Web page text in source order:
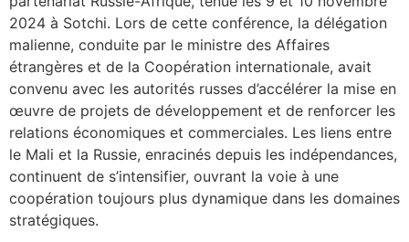
2024 à Sotchi. Lors de cette conférence, la délégation
malienne, conduite par le ministre des Affaires
étrangères et de la Coopération internationale, avait
convenu avec les autorités russes d’accélérer la mise en
œuvre de projets de développement et de renforcer les
relations économiques et commerciales. Les liens entre
le Mali et la Russie, enracinés depuis les indépendances,
continuent de s’intensifier, ouvrant la voie à une
coopération toujours plus dynamique dans les domaines
stratégiques.